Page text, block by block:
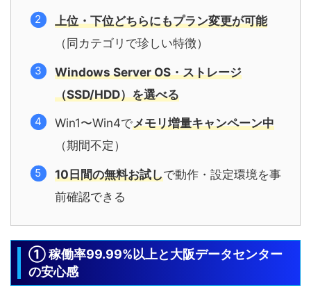
上位・下位どちらにもプラン変更が可能
（同カテゴリで珍しい特徴）
Windows Server OS・ストレージ
（SSD/HDD）を選べる
Win1〜Win4でメモリ増量キャンペーン中
（期間不定）
10日間の無料お試しで動作・設定環境を事
前確認できる
① 稼働率99.99%以上と大阪データセンター
の安心感